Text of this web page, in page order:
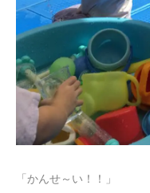
「かんせ～い！！」